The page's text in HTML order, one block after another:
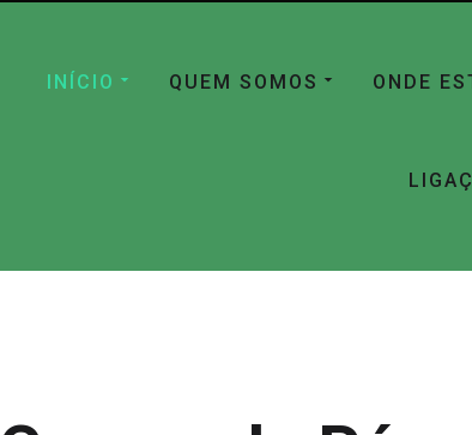
INÍCIO QUEM SOMOS ONDE